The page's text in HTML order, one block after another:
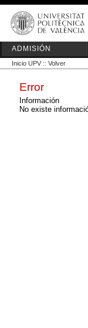
ADMISIÓN
Inicio UPV :: Volver
Error
Información
No existe